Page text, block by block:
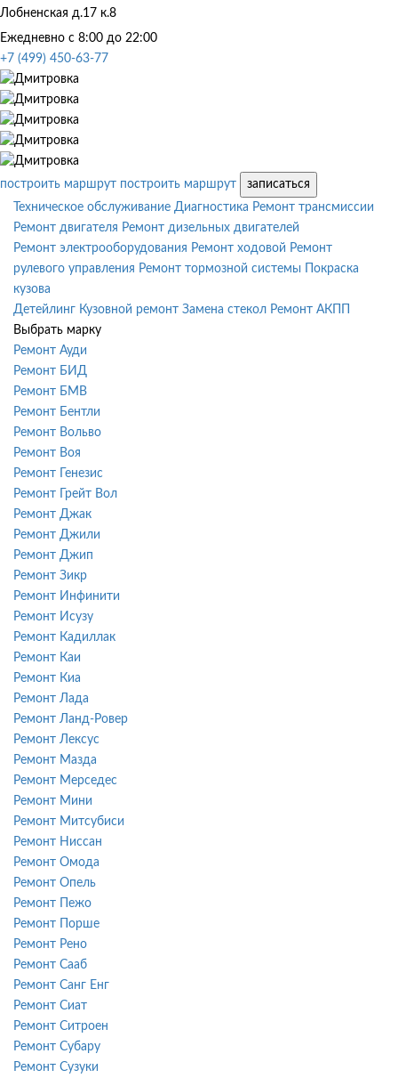
Лобненская д.17 к.8
Ежедневно с 8:00 до 22:00
+7 (499) 450-63-77
построить маршрут построить маршрут
записаться
Техническое обслуживание Диагностика Ремонт трансмиссии
Ремонт двигателя Ремонт дизельных двигателей
Ремонт электрооборудования Ремонт ходовой Ремонт
рулевого управления Ремонт тормозной системы
Покраска
кузова
Детейлинг Кузовной ремонт Замена стекол Ремонт АКПП
Выбрать марку
Ремонт Ауди
Ремонт БИД
Ремонт БМВ
Ремонт Бентли
Ремонт Вольво
Ремонт Воя
Ремонт Генезис
Ремонт Грейт Вол
Ремонт Джак
Ремонт Джили
Ремонт Джип
Ремонт Зикр
Ремонт Инфинити
Ремонт Исузу
Ремонт Кадиллак
Ремонт Каи
Ремонт Киа
Ремонт Лада
Ремонт Ланд-Ровер
Ремонт Лексус
Ремонт Мазда
Ремонт Мерседес
Ремонт Мини
Ремонт Митсубиси
Ремонт Ниссан
Ремонт Омода
Ремонт Опель
Ремонт Пежо
Ремонт Порше
Ремонт Рено
Ремонт Сааб
Ремонт Санг Енг
Ремонт Сиат
Ремонт Ситроен
Ремонт Субару
Ремонт Сузуки